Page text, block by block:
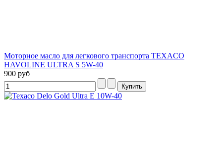
Моторное масло для легкового транспорта TEXACO
HAVOLINE ULTRA S 5W-40
900 руб